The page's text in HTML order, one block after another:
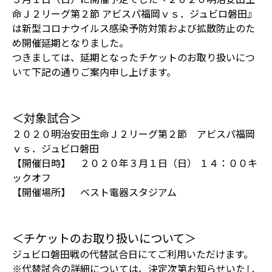
命Ｊ２リーグ第２節 アビスパ福岡ｖｓ．ジュビロ磐田』
は新型コロナウイルス感染予防対策および拡散防止のた
め開催延期となりました。
つきましては、延期となったチケットのお取り扱いにつ
いて下記の通りご案内申し上げます。
＜対象試合＞
２０２０明治安田生命Ｊ２リーグ第２節 アビスパ福岡
ｖｓ．ジュビロ磐田
【開催日時】 ２０２０年３月１日（日） １４：００キ
ックオフ
【開催場所】 ベスト電器スタジアム
＜チケットのお取り扱いについて＞
ジュビロ磐田戦の代替試合日にてご利用いただけます。
※代替試合の詳細については、決定次第お知らせいたし